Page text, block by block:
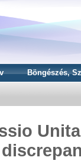
Böngészés,